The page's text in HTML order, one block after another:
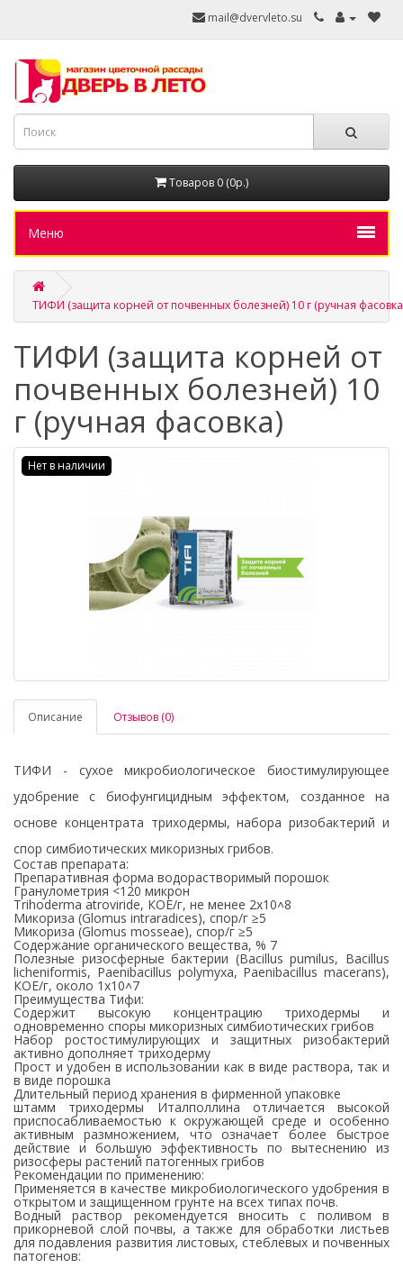
mail@dvervleto.su
Товаров 0 (0р.)
Меню
ТИФИ (защита корней от почвенных болезней) 10 г (ручная
ТИФИ (защита корней от
почвенных болезней) 10
г (ручная фасовка)
Нет в наличии
Описание Отзывов (0)
ТИФИ - сухое микробиологическое биостимулирующее
удобрение с биофунгицидным эффектом, созданное на
основе концентрата триходермы, набора ризобактерий и
спор симбиотических микоризных грибов.
Состав препарата:
Препаративная форма водорастворимый порошок
Гранулометрия <120 микрон
Trihoderma atroviride, КОЕ/г, не менее 2х10˄8
Микориза (Glomus intraradices), спор/г ≥5
Микориза (Glomus mosseae), спор/г ≥5
Содержание органического вещества, % 7
Полезные ризосферные бактерии (Bacillus pumilus, Bacillus
licheniformis, Paenibacillus polymyxa, Paenibacillus macerans),
КОЕ/г, около 1х10˄7
Преимущества Тифи:
Содержит высокую концентрацию триходермы и
одновременно споры микоризных симбиотических грибов
Набор ростостимулирующих и защитных ризобактерий
активно дополняет триходерму
Прост и удобен в использовании как в виде раствора, так и
в виде порошка
Длительный период хранения в фирменной упаковке
штамм триходермы Италполлина отличается высокой
приспосабливаемостью к окружающей среде и особенно
активным размножением, что означает более быстрое
действие и большую эффективность по вытеснению из
ризосферы растений патогенных грибов
Рекомендации по применению:
Применяется в качестве микробиологического удобрения в
открытом и защищенном грунте на всех типах почв.
Водный раствор рекомендуется вносить с поливом в
прикорневой слой почвы, а также для обработки листьев
для подавления развития листовых, стеблевых и почвенных
патогенов: